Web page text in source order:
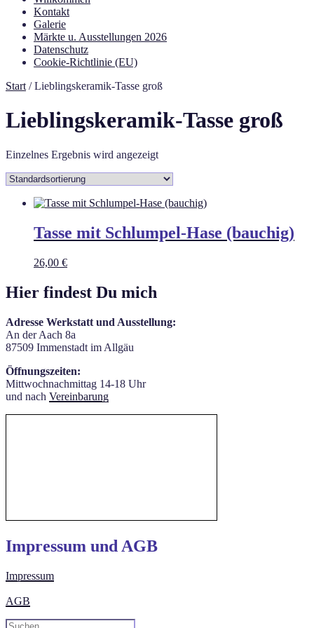
Kontakt
Galerie
Märkte u. Ausstellungen 2026
Datenschutz
Cookie-Richtlinie (EU)
Start / Lieblingskeramik-Tasse groß
Lieblingskeramik-Tasse groß
Einzelnes Ergebnis wird angezeigt
Tasse mit Schlumpel-Hase (bauchig)
26,00 €
Hier findest Du mich
Adresse Werkstatt und Ausstellung:
An der Aach 8a
87509 Immenstadt im Allgäu
Öffnungszeiten:
Mittwochnachmittag 14-18 Uhr
und nach Vereinbarung
Impressum und AGB
Impressum
AGB